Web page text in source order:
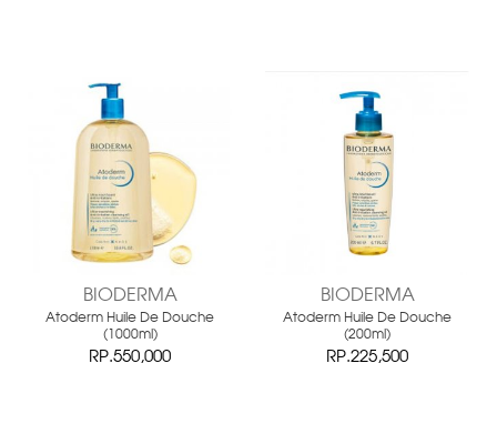
BIODERMA
Atoderm Huile De Douche
(1000ml)
RP.550,000
BIODERMA
Atoderm Huile De Douche
(200ml)
RP.225,500